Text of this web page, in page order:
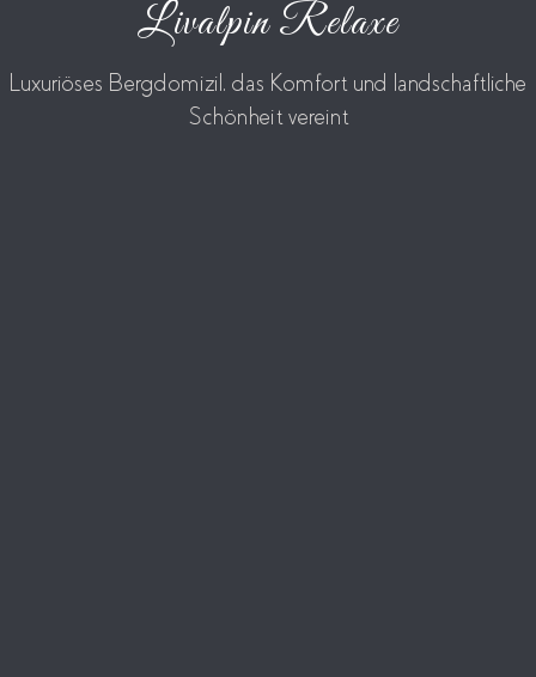
Livalpin Relaxe
Luxuriöses Bergdomizil, das Komfort und landschaftliche
Schönheit vereint